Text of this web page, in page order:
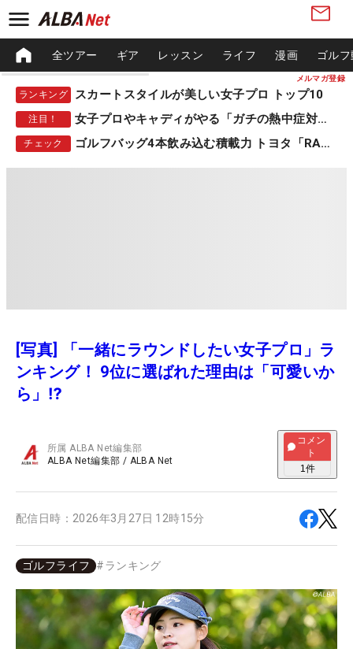
メルマガ登録
全ツアー ギア レッスン ライフ 漫画 ゴル
ランキング スカートスタイルが美しい女子プロ トップ10
注目！ 女子プロやキャディがやる「ガチの熱中症対策」
チェック ゴルフバッグ4本飲み込む積載力 トヨタ「RAV4」
[写真] 「一緒にラウンドしたい女子プロ」ラ
ンキング！ 9位に選ばれた理由は「可愛いか
ら」⁉
所属ALBA Net編集部
ALBA Net編集部 / ALBA Net
コメン
ト
1件
配信日時： 2026年3月27日 12時15分
ゴルフライフ #ランキング